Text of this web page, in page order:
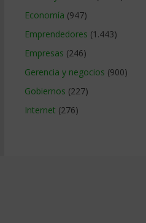
Economía (947)
Emprendedores (1.443)
Empresas (246)
Gerencia y negocios (900)
Gobiernos (227)
Internet (276)